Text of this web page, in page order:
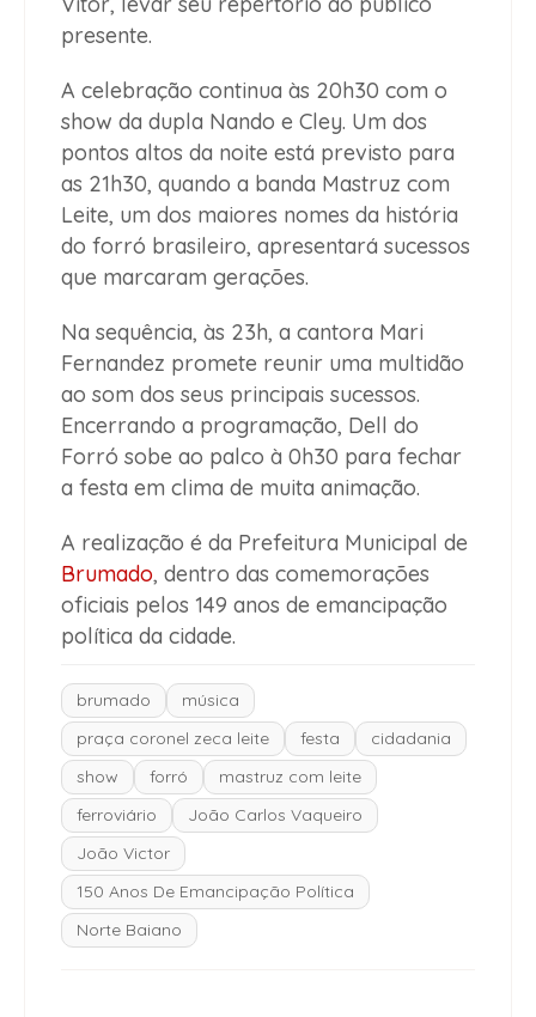
presente.
A celebração continua às 20h30 com o
show da dupla Nando e Cley. Um dos
pontos altos da noite está previsto para
as 21h30, quando a banda Mastruz com
Leite, um dos maiores nomes da história
do forró brasileiro, apresentará sucessos
que marcaram gerações.
Na sequência, às 23h, a cantora Mari
Fernandez promete reunir uma multidão
ao som dos seus principais sucessos.
Encerrando a programação, Dell do
Forró sobe ao palco à 0h30 para fechar
a festa em clima de muita animação.
A realização é da Prefeitura Municipal de
Brumado, dentro das comemorações
oficiais pelos 149 anos de emancipação
política da cidade.
brumado
música
praça coronel zeca leite
festa
cidadania
show
forró
mastruz com leite
ferroviário
João Carlos Vaqueiro
João Victor
150 Anos De Emancipação Política
Norte Baiano